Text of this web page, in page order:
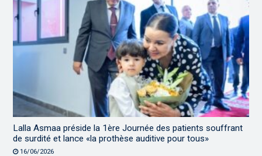
Lalla Asmaa préside la 1ère Journée des patients souffrant
de surdité et lance «la prothèse auditive pour tous»
16/06/2026